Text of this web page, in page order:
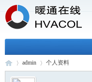
admin 个人资料